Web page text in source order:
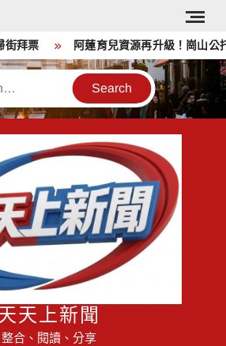
拜票 阿蓮育兒資源再升級！崗山公托
天上新聞
整合、閱讀、分享